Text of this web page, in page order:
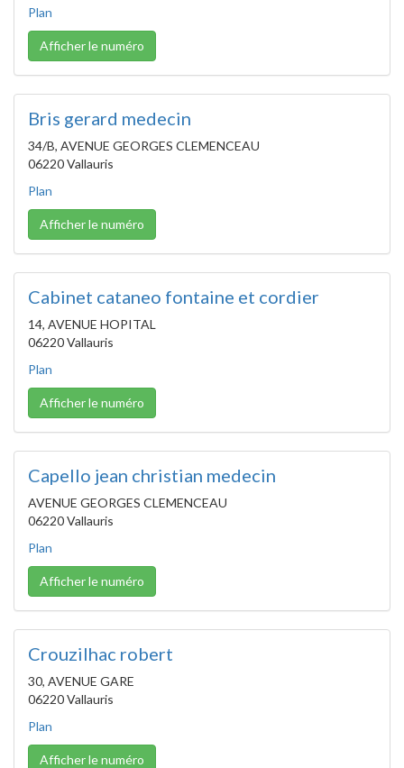
Plan
Afficher le numéro
Bris gerard medecin
34/B, AVENUE GEORGES CLEMENCEAU
06220 Vallauris
Plan
Afficher le numéro
Cabinet cataneo fontaine et cordier
14, AVENUE HOPITAL
06220 Vallauris
Plan
Afficher le numéro
Capello jean christian medecin
AVENUE GEORGES CLEMENCEAU
06220 Vallauris
Plan
Afficher le numéro
Crouzilhac robert
30, AVENUE GARE
06220 Vallauris
Plan
Afficher le numéro